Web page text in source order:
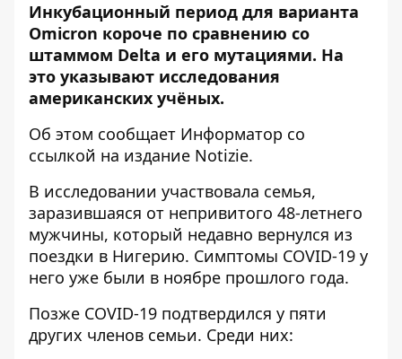
Инкубационный период для варианта
Omicron короче по сравнению со
штаммом Delta и его мутациями. На
это указывают исследования
американских учёных.
Об этом сообщает Информатор со
ссылкой на издание Notizie.
В исследовании участвовала семья,
заразившаяся от непривитого 48-летнего
мужчины, который недавно вернулся из
поездки в Нигерию. Симптомы COVID-19 у
него уже были в ноябре прошлого года.
Позже COVID-19 подтвердился у пяти
других членов семьи. Среди них: